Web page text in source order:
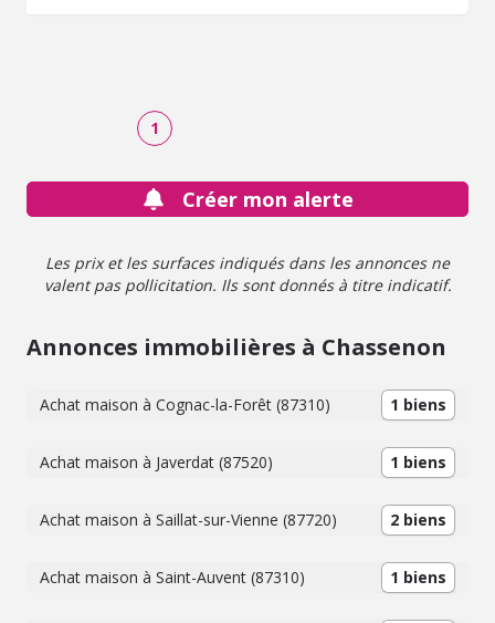
1
Créer mon alerte
Les prix et les surfaces indiqués dans les annonces ne
valent pas pollicitation. Ils sont donnés à titre indicatif.
Annonces immobilières à Chassenon
Achat maison à Cognac-la-Forêt (87310) 1 biens
Achat maison à Javerdat (87520) 1 biens
Achat maison à Saillat-sur-Vienne (87720) 2 biens
Achat maison à Saint-Auvent (87310) 1 biens